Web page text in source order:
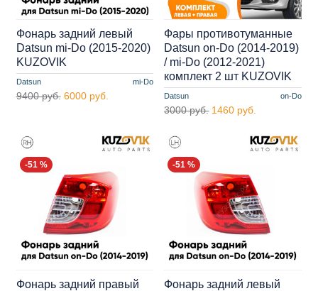
Datsun mi-Do
Фонарь задний левый
Datsun mi-Do (2015-2020)
KUZOVIK
9400 руб. 6000 руб. Datsun on-Do
Фары противотуманные
Datsun on-Do (2014-2019)
/ mi-Do (2012-2021)
комплект 2 шт KUZOVIK
3000 руб. 1460 руб.
-51 %
Фонарь задний правый
-51 %
Фонарь задний левый